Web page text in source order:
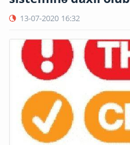
13-07-2020 16:32